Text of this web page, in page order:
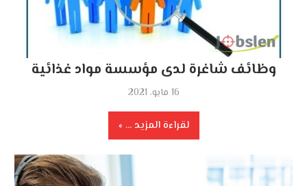
وظائف شاغرة لدى مؤسسة مواد غذائية
16 مايو، 2021
لقراءة المزيد ...